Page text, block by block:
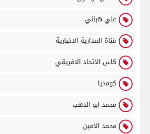
علي هباني
قناة المدارية الاخبارية
كاس الاتحاد الافريقي
كومديا
محمد ابو الدهب
محمد الامين